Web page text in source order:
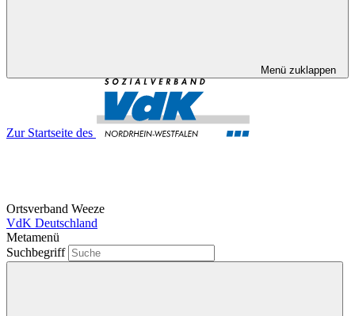
Menü zuklappen
Zur Startseite des
Ortsverband Weeze
VdK Deutschland
Metamenü
Suchbegriff